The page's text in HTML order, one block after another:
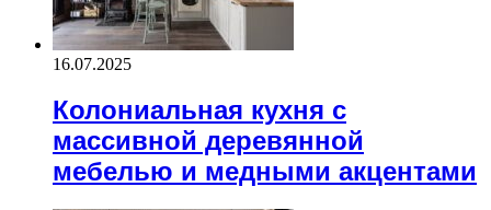
16.07.2025
Колониальная кухня с
массивной деревянной
мебелью и медными акцентами